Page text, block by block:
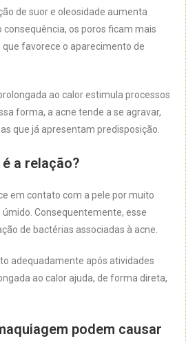
de suor e oleosidade aumenta
os poros ficam mais
favorece o aparecimento de
ao calor estimula processos
forma, a acne tende a se agravar,
que já apresentam predisposição.
a relação?
em contato com a pele por muito
Consequentemente, esse
de bactérias associadas à acne.
adequadamente após atividades
ao calor ajuda, de forma direta,
podem causar